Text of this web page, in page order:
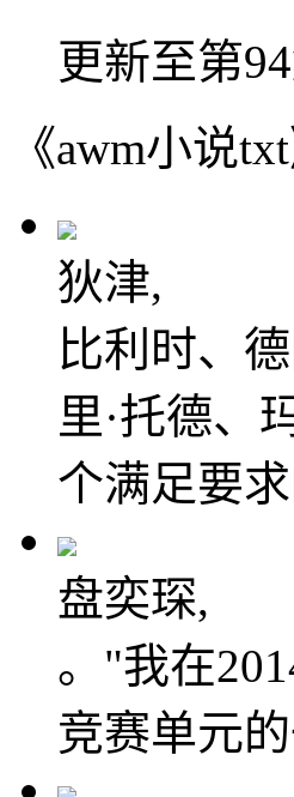
更新至第
《awm小说
狄津,
比利时、
里·托德、
个满足要
盘奕琛,
。"我在
竞赛单元